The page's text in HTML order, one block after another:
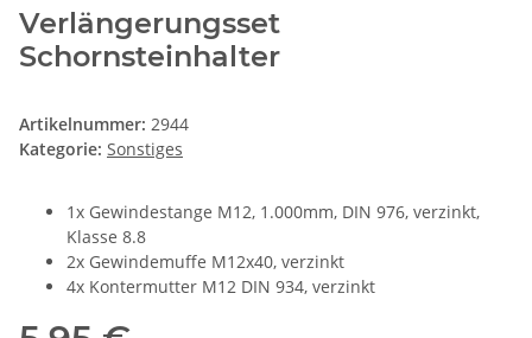
Verlängerungsset
Schornsteinhalter
Artikelnummer: 2944
Kategorie: Sonstiges
1x Gewindestange M12, 1.000mm, DIN 976, verzinkt,
Klasse 8.8
2x Gewindemuffe M12x40, verzinkt
4x Kontermutter M12 DIN 934, verzinkt